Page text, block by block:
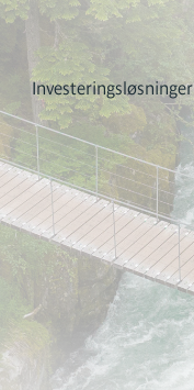
Investeringsløsninger